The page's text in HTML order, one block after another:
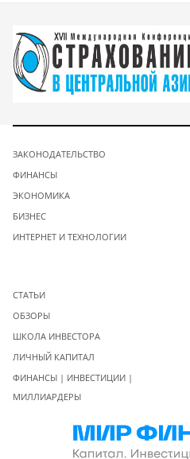
ЗАКОНОДАТЕЛЬСТВО
ФИНАНСЫ
ЭКОНОМИКА
БИЗНЕС
ИНТЕРНЕТ И ТЕХНОЛОГИИ
СТАТЬИ
ОБЗОРЫ
ШКОЛА ИНВЕСТОРА
ЛИЧНЫЙ КАПИТАЛ
ФИНАНСЫ | ИНВЕСТИЦИИ |
МИЛЛИАРДЕРЫ